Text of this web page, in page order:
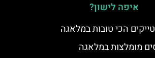
איפה לישון?
הכי טובות במלאגה
מומלצות במלאגה